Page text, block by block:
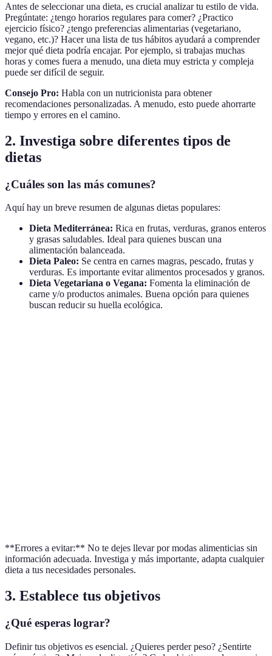
Antes de seleccionar una dieta, es crucial analizar tu estilo de vida.
Pregúntate: ¿tengo horarios regulares para comer? ¿Practico
ejercicio físico? ¿tengo preferencias alimentarias (vegetariano,
vegano, etc.)? Hacer una lista de tus hábitos ayudará a comprender
mejor qué dieta podría encajar. Por ejemplo, si trabajas muchas
horas y comes fuera a menudo, una dieta muy estricta y compleja
puede ser difícil de seguir.
Consejo Pro: Habla con un nutricionista para obtener
recomendaciones personalizadas. A menudo, esto puede ahorrarte
tiempo y errores en el camino.
2. Investiga sobre diferentes tipos de
dietas
¿Cuáles son las más comunes?
Aquí hay un breve resumen de algunas dietas populares:
Dieta Mediterránea: Rica en frutas, verduras, granos enteros
y grasas saludables. Ideal para quienes buscan una
alimentación balanceada.
Dieta Paleo: Se centra en carnes magras, pescado, frutas y
verduras. Es importante evitar alimentos procesados y granos.
Dieta Vegetariana o Vegana: Fomenta la eliminación de
carne y/o productos animales. Buena opción para quienes
buscan reducir su huella ecológica.
**Errores a evitar:** No te dejes llevar por modas alimenticias sin
información adecuada. Investiga y más importante, adapta cualquier
dieta a tus necesidades personales.
3. Establece tus objetivos
¿Qué esperas lograr?
Definir tus objetivos es esencial. ¿Quieres perder peso? ¿Sentirte